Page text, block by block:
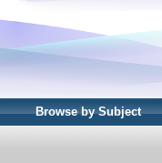
Browse by Subject